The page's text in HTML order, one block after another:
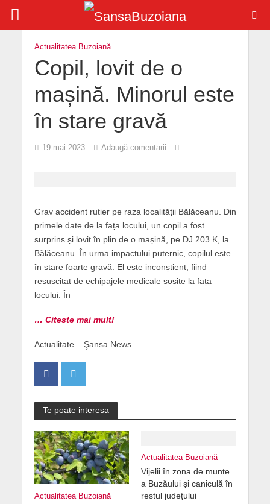
Actualitatea Buzoiană
Copil, lovit de o
mașină. Minorul este
în stare gravă
19 mai 2023 Adaugă comentarii
Grav accident rutier pe raza localității Bălăceanu. Din
primele date de la fața locului, un copil a fost
surprins și lovit în plin de o mașină, pe DJ 203 K, la
Bălăceanu. În urma impactului puternic, copilul este
în stare foarte gravă. El este inconștient, fiind
resuscitat de echipajele medicale sosite la fața
locului. În
… Citeste mai mult!
Actualitate – Şansa News
Te poate interesa
Actualitatea Buzoiană
Actualitatea Buzoiană
Vijelii în zona de munte
a Buzăului și caniculă în
restul județului